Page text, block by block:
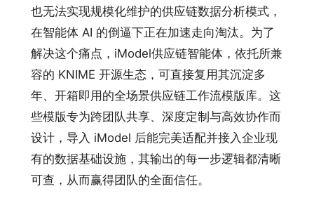
也无法实现规模化维护的供应链数据分析模式，
在智能体 AI 的倒逼下正在加速走向淘汰。为了
解决这个痛点，iModel供应链智能体，依托所兼
容的 KNIME 开源生态，可直接复用其沉淀多
年、开箱即用的全场景供应链工作流模版库。这
些模版专为跨团队共享、深度定制与高效协作而
设计，导入 iModel 后能完美适配并接入企业现
有的数据基础设施，其输出的每一步逻辑都清晰
可查，从而赢得团队的全面信任。